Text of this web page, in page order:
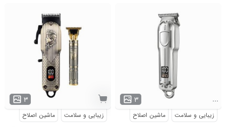
۳
زیبایی و سلامت ماشین اصلاح
۳ ...
زیبایی و سلامت ماشین اصلاح